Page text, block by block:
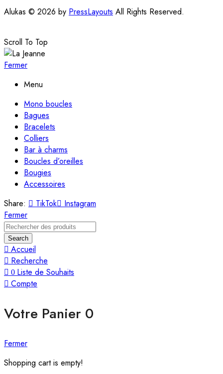
Alukas © 2026 by PressLayouts All Rights Reserved.
Scroll To Top
Fermer
Menu
Mono boucles
Bagues
Bracelets
Colliers
Bar à charms
Boucles d’oreilles
Bougies
Accessoires
Share:
TikTok
Instagram
Fermer
Search
Accueil
Recherche
0 Liste de Souhaits
Compte
Votre Panier 0
Fermer
Shopping cart is empty!